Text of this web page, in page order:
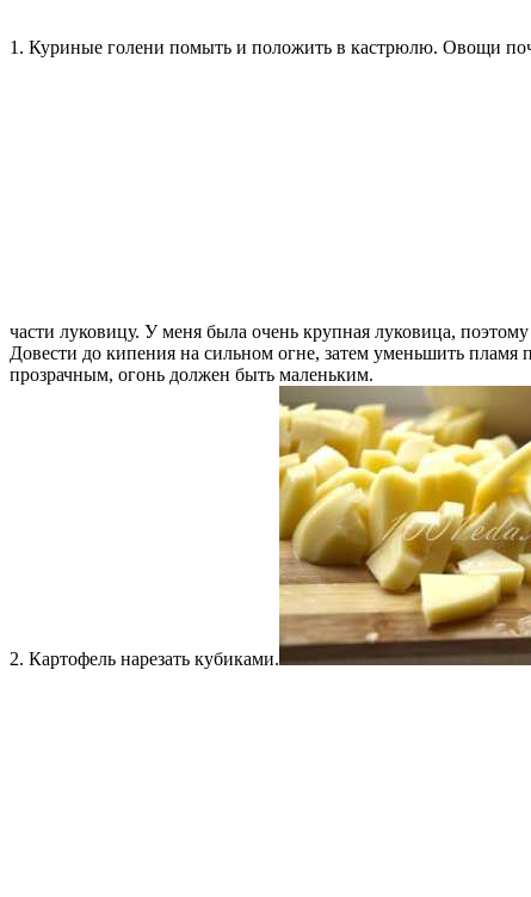
1. Куриные голени помыть и положить в кастрюлю. Овощи
части луковицу. У меня была очень крупная луковица,
Довести до кипения на сильном огне, затем уменьшить
прозрачным, огонь должен быть маленьким.
2. Картофель нарезать кубиками.